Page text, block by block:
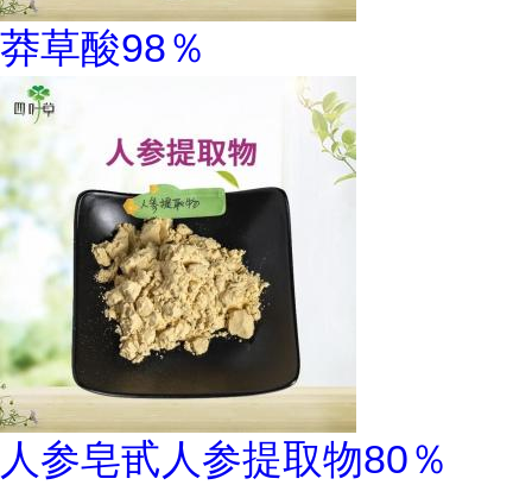
莽草酸98％
人参皂甙人参提取物80％